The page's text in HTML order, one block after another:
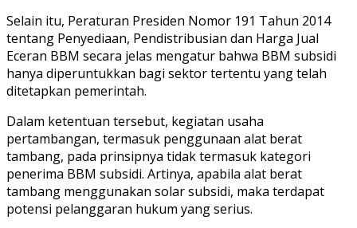
Selain itu, Peraturan Presiden Nomor 191 Tahun 2014
tentang Penyediaan, Pendistribusian dan Harga Jual
Eceran BBM secara jelas mengatur bahwa BBM subsidi
hanya diperuntukkan bagi sektor tertentu yang telah
ditetapkan pemerintah.
Dalam ketentuan tersebut, kegiatan usaha
pertambangan, termasuk penggunaan alat berat
tambang, pada prinsipnya tidak termasuk kategori
penerima BBM subsidi. Artinya, apabila alat berat
tambang menggunakan solar subsidi, maka terdapat
potensi pelanggaran hukum yang serius.